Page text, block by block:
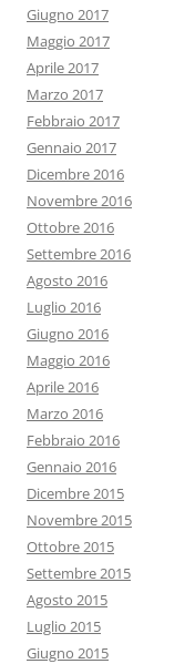
Giugno 2017
Maggio 2017
Aprile 2017
Marzo 2017
Febbraio 2017
Gennaio 2017
Dicembre 2016
Novembre 2016
Ottobre 2016
Settembre 2016
Agosto 2016
Luglio 2016
Giugno 2016
Maggio 2016
Aprile 2016
Marzo 2016
Febbraio 2016
Gennaio 2016
Dicembre 2015
Novembre 2015
Ottobre 2015
Settembre 2015
Agosto 2015
Luglio 2015
Giugno 2015